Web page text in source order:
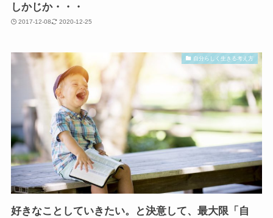
しかじか・・・
2017-12-08 2020-12-25
自分らしく生きる考え方
好きなことしていきたい。と決意して、最大限「自